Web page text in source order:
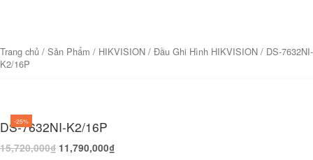
Trang chủ / Sản Phẩm / HIKVISION / Đầu Ghi Hình HIKVISION / DS-7632NI-
K2/16P
-25%
DS-7632NI-K2/16P
15,720,000₫ 11,790,000₫